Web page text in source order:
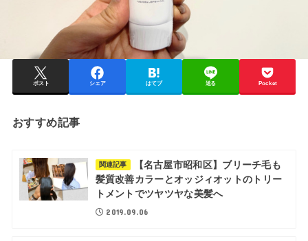
ポスト シェア はてブ 送る Pocket
おすすめ記事
関連記事
【名古屋市昭和区】ブリーチ毛も
髪質改善カラーとオッジィオットのトリー
トメントでツヤツヤな美髪へ
2019.09.06